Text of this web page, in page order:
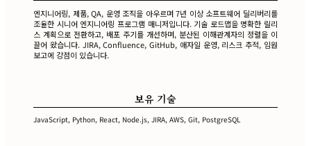
엔지니어링, 제품, QA, 운영 조직을 아우르며 7년 이상 소프트웨어 딜리버리를
조율한 시니어 엔지니어링 프로그램 매니저입니다. 기술 로드맵을 명확한 릴리
스 계획으로 전환하고, 배포 주기를 개선하며, 분산된 이해관계자의 정렬을 이
끌어 왔습니다. JIRA, Confluence, GitHub, 애자일 운영, 리스크 추적, 임원
보고에 강점이 있습니다.
보유 기술
JavaScript, Python, React, Node.js, JIRA, AWS, Git, PostgreSQL